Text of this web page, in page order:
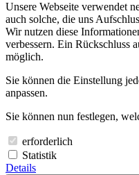
Unsere Webseite verwendet
auch solche, die uns
Wir nutzen diese
verbessern. Ein Rückschluss
möglich.
Sie können die Einstellung
anpassen.
Sie können nun festlegen,
erforderlich
Statistik
Details